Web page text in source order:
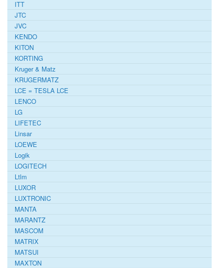
ITT
JTC
JVC
KENDO
KITON
KORTING
Kruger & Matz
KRUGERMATZ
LCE = TESLA LCE
LENCO
LG
LIFETEC
Linsar
LOEWE
Logik
LOGITECH
Ltlm
LUXOR
LUXTRONIC
MANTA
MARANTZ
MASCOM
MATRIX
MATSUI
MAXTON